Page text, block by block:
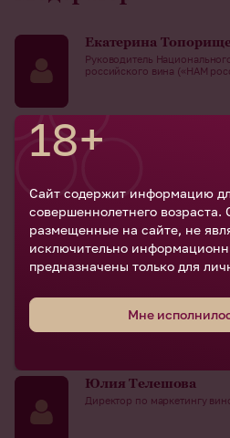
Екатерина
Руководитель
российского вина («НАМ
Выступающие
Сергей Куприянов
шеф-повар ресторана «Шато
телеграф»
Юлия Телешова
Директор по маркетингу
18+
Сайт содержит информацию
совершеннолетнего возраста.
размещенные на сайте, не
исключительно
предназначены только для
Мне